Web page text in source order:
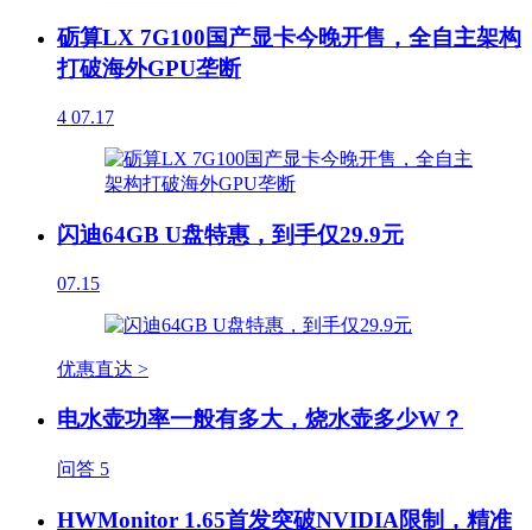
砺算LX 7G100国产显卡今晚开售，全自主架构
打破海外GPU垄断
4 07.17
闪迪64GB U盘特惠，到手仅29.9元
07.15
优惠直达 >
电水壶功率一般有多大，烧水壶多少W？
问答 5
HWMonitor 1.65首发突破NVIDIA限制，精准